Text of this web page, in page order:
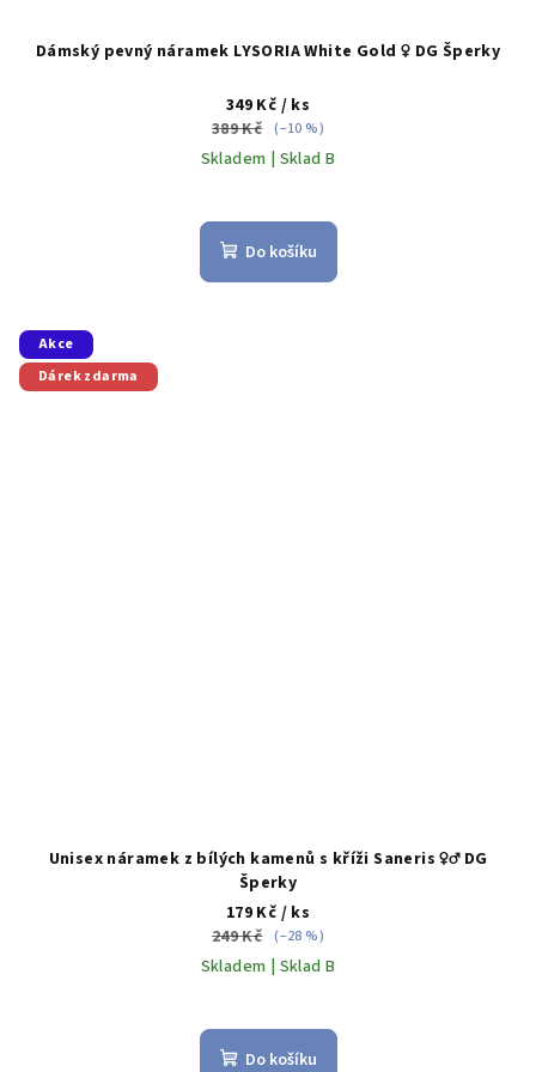
Dámský pevný náramek LYSORIA White Gold ♀️ DG Šperky
349 Kč / ks
389 Kč (–10 %)
Skladem | Sklad B
Do košíku
Akce
Dárek zdarma
Unisex náramek z bílých kamenů s kříži Saneris ♀️♂️ DG
Šperky
179 Kč / ks
249 Kč (–28 %)
Skladem | Sklad B
Do košíku